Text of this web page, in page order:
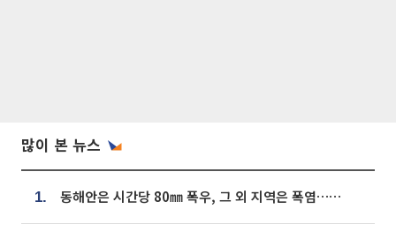
많이 본 뉴스
1. 동해안은 시간당 80㎜ 폭우, 그 외 지역은 폭염…‘극과 극 날씨’